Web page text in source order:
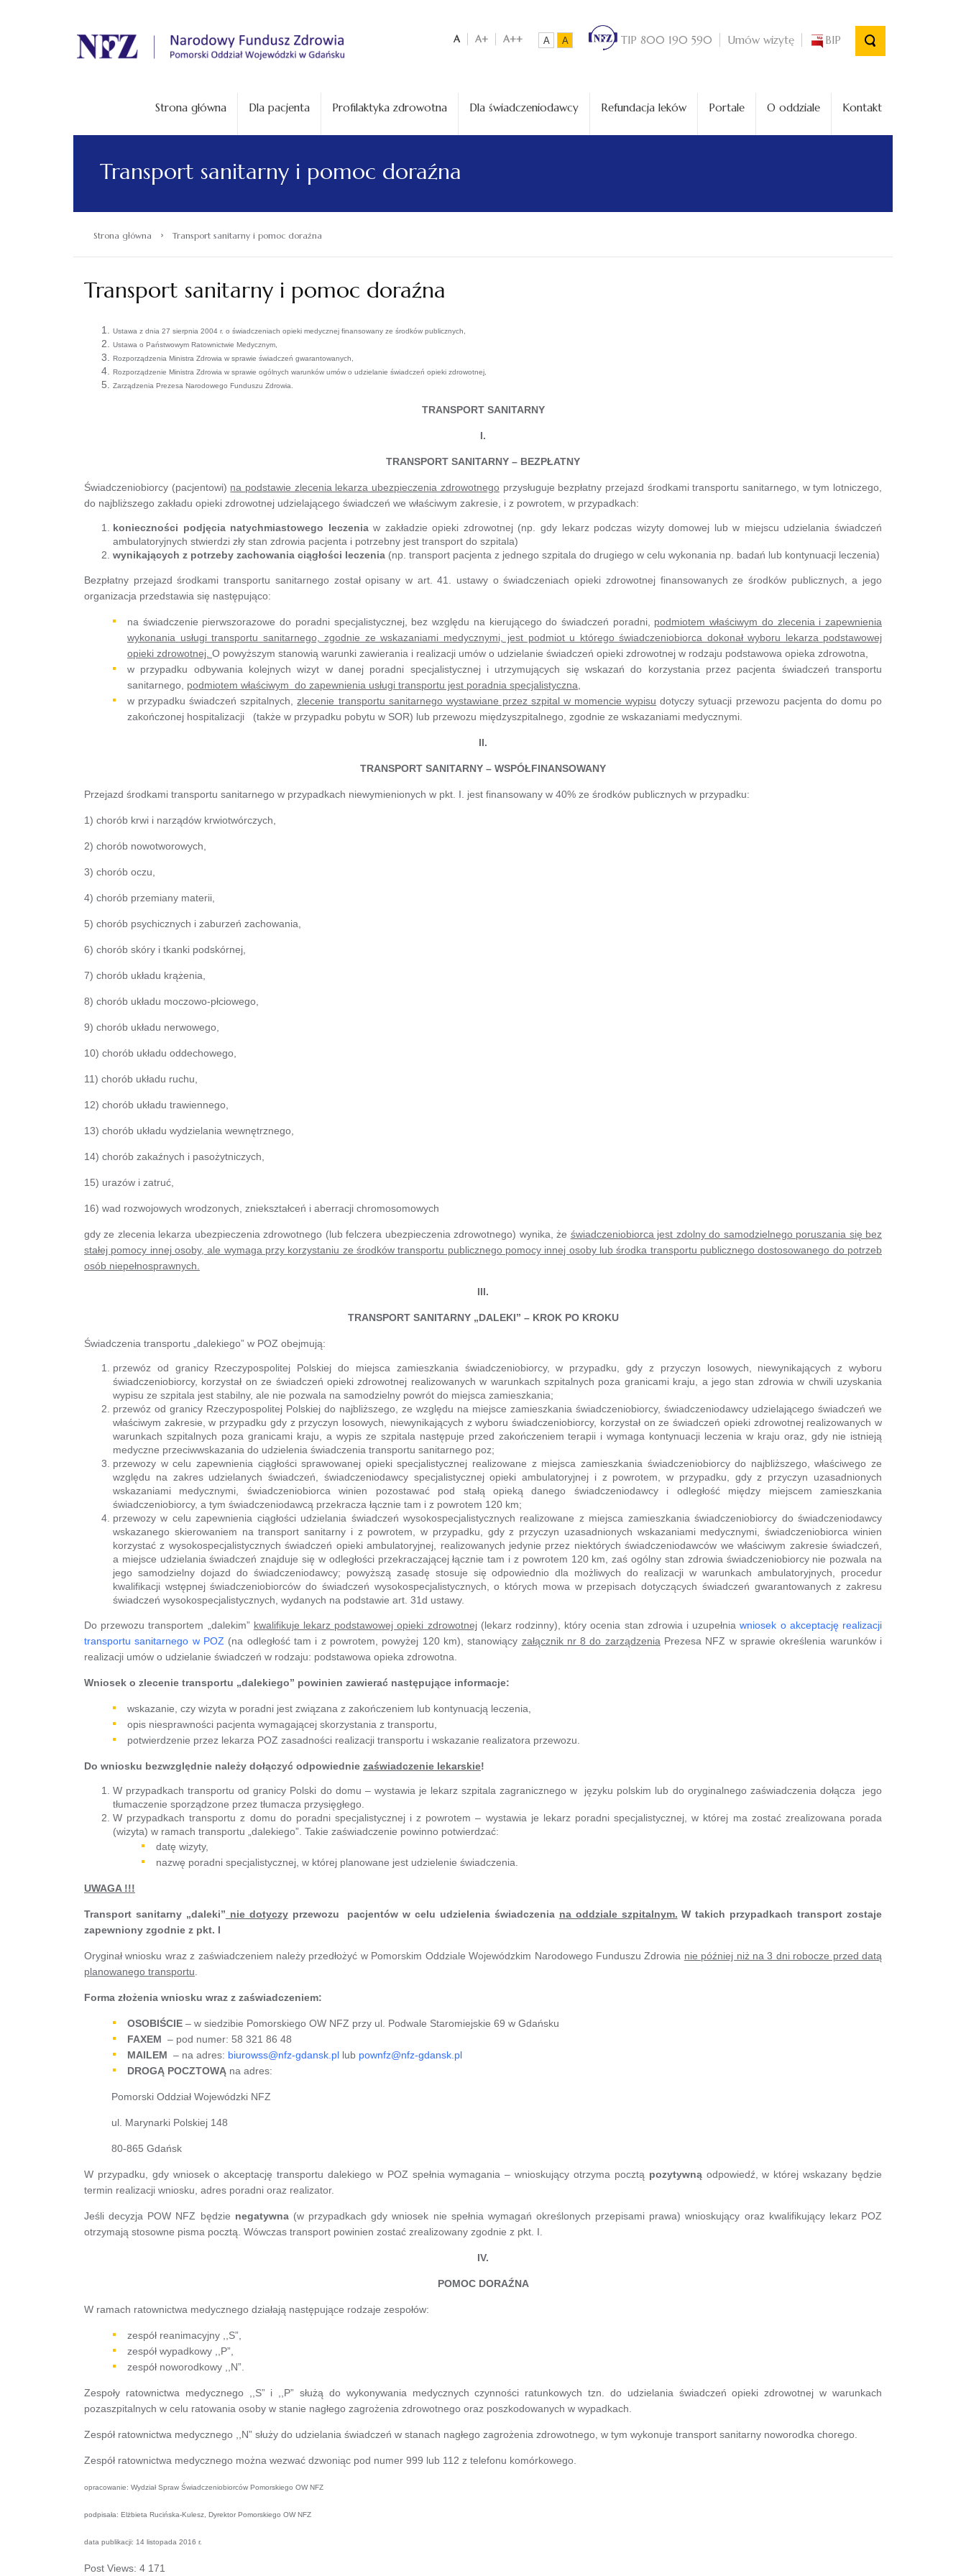
. A A+ A++ A A TIP 800 190 590 Umów wizytę BIP
Strona główna Dla pacjenta Profilaktyka zdrowotna Dla świadczeniodawcy Refundacja leków Portale O oddziale Kontakt
Transport sanitarny i pomoc doraźna
Strona główna › Transport sanitarny i pomoc doraźna
Transport sanitarny i pomoc doraźna
Ustawa z dnia 27 sierpnia 2004 r. o świadczeniach opieki medycznej finansowany ze środków publicznych,
Ustawa o Państwowym Ratownictwie Medycznym,
Rozporządzenia Ministra Zdrowia w sprawie świadczeń gwarantowanych,
Rozporządzenie Ministra Zdrowia w sprawie ogólnych warunków umów o udzielanie świadczeń opieki zdrowotnej,
Zarządzenia Prezesa Narodowego Funduszu Zdrowia.
TRANSPORT SANITARNY
I.
TRANSPORT SANITARNY – BEZPŁATNY
Świadczeniobiorcy (pacjentowi) na podstawie zlecenia lekarza ubezpieczenia zdrowotnegoprzysługuje bezpłatny przejazd środkami transportu sanitarnego, w tym lotniczego,
do najbliższego zakładu opieki zdrowotnej udzielającego świadczeń we właściwym zakresie, i z powrotem, w przypadkach:
konieczności podjęcia natychmiastowego leczeniaw zakładzie opieki zdrowotnej (np. gdy lekarz podczas wizyty domowej lub w miejscu udzielania świadczeń
ambulatoryjnych stwierdzi zły stan zdrowia pacjenta i potrzebny jest transport do szpitala)
wynikających z potrzeby zachowania ciągłości leczenia (np. transport pacjenta z jednego szpitala do drugiego w celu wykonania np. badań lub kontynuacji leczenia)
Bezpłatny przejazd środkami transportu sanitarnego został opisany w art. 41. ustawy o świadczeniach opieki zdrowotnej finansowanych ze środków publicznych, a jego
organizacja przedstawia się następująco:
na świadczenie pierwszorazowe do poradni specjalistycznej, bez względu na kierującego do świadczeń poradni, podmiotem właściwym do zlecenia i zapewnienia
wykonania usługi transportu sanitarnego, zgodnie ze wskazaniami medycznymi, jest podmiot u którego świadczeniobiorca dokonał wyboru lekarza podstawowej
opieki zdrowotnej. O powyższym stanowią warunki zawierania i realizacji umów o udzielanie świadczeń opieki zdrowotnej w rodzaju podstawowa opieka zdrowotna,
w przypadku odbywania kolejnych wizyt w danej poradni specjalistycznej i utrzymujących się wskazań do korzystania przez pacjenta świadczeń transportu
sanitarnego, podmiotem właściwym do zapewnienia usługi transportu jest poradnia specjalistyczna
w przypadku świadczeń szpitalnych,zlecenie transportu sanitarnego wystawiane przez szpital w momencie wypisu dotyczy sytuacji przewozu pacjenta do domu po
zakończonej hospitalizacji (także w przypadku pobytu w SOR) lub przewozu międzyszpitalnego, zgodnie ze wskazaniami medycznymi.
II.
TRANSPORT SANITARNY – WSPÓŁFINANSOWANY
Przejazd środkami transportu sanitarnego w przypadkach niewymienionych w pkt. I. jest finansowany w 40% ze środków publicznych w przypadku:
1) chorób krwi i narządów krwiotwórczych,
2) chorób nowotworowych,
3) chorób oczu,
4) chorób przemiany materii,
5) chorób psychicznych i zaburzeń zachowania,
6) chorób skóry i tkanki podskórnej,
7) chorób układu krążenia,
8) chorób układu moczowo-płciowego,
9) chorób układu nerwowego,
10) chorób układu oddechowego,
11) chorób układu ruchu,
12) chorób układu trawiennego,
13) chorób układu wydzielania wewnętrznego,
14) chorób zakaźnych i pasożytniczych,
15) urazów i zatruć,
16) wad rozwojowych wrodzonych, zniekształceń i aberracji chromosomowych
gdy ze zlecenia lekarza ubezpieczenia zdrowotnego (lub felczera ubezpieczenia zdrowotnego) wynika, że świadczeniobiorca jest zdolny do samodzielnego poruszania się bez
stałej pomocy innej osoby, ale wymaga przy korzystaniu ze środków transportu publicznego pomocy innej osoby lub środka transportu publicznego dostosowanego do potrzeb
osób niepełnosprawnych.
III.
TRANSPORT SANITARNY „DALEKI” – KROK PO KROKU
Świadczenia transportu „dalekiego” w POZ obejmują:
przewóz od granicy Rzeczypospolitej Polskiej do miejsca zamieszkania świadczeniobiorcy, w przypadku, gdy z przyczyn losowych, niewynikających z wyboru
świadczeniobiorcy, korzystał on ze świadczeń opieki zdrowotnej realizowanych w warunkach szpitalnych poza granicami kraju, a jego stan zdrowia w chwili uzyskania
wypisu ze szpitala jest stabilny, ale nie pozwala na samodzielny powrót do miejsca zamieszkania;
przewóz od granicy Rzeczypospolitej Polskiej do najbliższego, ze względu na miejsce zamieszkania świadczeniobiorcy, świadczeniodawcy udzielającego świadczeń we
właściwym zakresie, w przypadku gdy z przyczyn losowych, niewynikających z wyboru świadczeniobiorcy, korzystał on ze świadczeń opieki zdrowotnej realizowanych w
warunkach szpitalnych poza granicami kraju, a wypis ze szpitala następuje przed zakończeniem terapii i wymaga kontynuacji leczenia w kraju oraz, gdy nie istnieją
medyczne przeciwwskazania do udzielenia świadczenia transportu sanitarnego poz;
przewozy w celu zapewnienia ciągłości sprawowanej opieki specjalistycznej realizowane z miejsca zamieszkania świadczeniobiorcy do najbliższego, właściwego ze
względu na zakres udzielanych świadczeń, świadczeniodawcy specjalistycznej opieki ambulatoryjnej i z powrotem, w przypadku, gdy z przyczyn uzasadnionych
wskazaniami medycznymi, świadczeniobiorca winien pozostawać pod stałą opieką danego świadczeniodawcy i odległość między miejscem zamieszkania
świadczeniobiorcy, a tym świadczeniodawcą przekracza łącznie tam i z powrotem 120 km;
przewozy w celu zapewnienia ciągłości udzielania świadczeń wysokospecjalistycznych realizowane z miejsca zamieszkania świadczeniobiorcy do świadczeniodawcy
wskazanego skierowaniem na transport sanitarny i z powrotem, w przypadku, gdy z przyczyn uzasadnionych wskazaniami medycznymi, świadczeniobiorca winien
korzystać z wysokospecjalistycznych świadczeń opieki ambulatoryjnej, realizowanych jedynie przez niektórych świadczeniodawców we właściwym zakresie świadczeń,
a miejsce udzielania świadczeń znajduje się w odległości przekraczającej łącznie tam i z powrotem 120 km, zaś ogólny stan zdrowia świadczeniobiorcy nie pozwala na
jego samodzielny dojazd do świadczeniodawcy; powyższą zasadę stosuje się odpowiednio dla możliwych do realizacji w warunkach ambulatoryjnych, procedur
kwalifikacji wstępnej świadczeniobiorców do świadczeń wysokospecjalistycznych, o których mowa w przepisach dotyczących świadczeń gwarantowanych z zakresu
świadczeń wysokospecjalistycznych, wydanych na podstawie art. 31d ustawy.
Do przewozu transportem „dalekim” kwalifikuje lekarz podstawowej opieki zdrowotnej(lekarz rodzinny), który ocenia stan zdrowia i uzupełniawniosek o akceptację realizacji
transportu sanitarnego w POZ (na odległość tam i z powrotem, powyżej 120 km), stanowiący załącznik nr 8 do zarządzenia Prezesa NFZ w sprawie określenia warunków i
realizacji umów o udzielanie świadczeń w rodzaju: podstawowa opieka zdrowotna.
Wniosek o zlecenie transportu „dalekiego” powinien zawierać następujące informacje:
wskazanie, czy wizyta w poradni jest związana z zakończeniem lub kontynuacją leczenia,
opis niesprawności pacjenta wymagającej skorzystania z transportu,
potwierdzenie przez lekarza POZ zasadności realizacji transportu i wskazanie realizatora przewozu.
Do wniosku bezwzględnie należy dołączyć odpowiednie zaświadczenie lekarskie!
W przypadkach transportu od granicy Polski do domu – wystawia je lekarz szpitala zagranicznego w języku polskim lub do oryginalnego zaświadczenia dołącza jego
tłumaczenie sporządzone przez tłumacza przysięgłego.
W przypadkach transportu z domu do poradni specjalistycznej i z powrotem – wystawia je lekarz poradni specjalistycznej, w której ma zostać zrealizowana porada
(wizyta) w ramach transportu „dalekiego”. Takie zaświadczenie powinno potwierdzać:
datę wizyty,
nazwę poradni specjalistycznej, w której planowane jest udzielenie świadczenia.
UWAGA !!!
Transport sanitarny „daleki” nie dotyczy przewozu pacjentów w celu udzielenia świadczenia na oddziale szpitalnym. W takich przypadkach transport zostaje
zapewniony zgodnie z pkt. I
Oryginał wniosku wraz z zaświadczeniem należy przedłożyć w Pomorskim Oddziale Wojewódzkim Narodowego Funduszu Zdrowia nie później niż na 3 dni robocze przed datą
planowanego transportu
Forma złożenia wniosku wraz z zaświadczeniem:
OSOBIŚCIE – w siedzibie Pomorskiego OW NFZ przy ul. Podwale Staromiejskie 69 w Gdańsku
FAXEM – pod numer: 58 321 86 48
MAILEM – na adres: biurowss@nfz-gdansk.pl lub pownfz@nfz-gdansk.pl
DROGĄ POCZTOWĄ na adres:
Pomorski Oddział Wojewódzki NFZ
ul. Marynarki Polskiej 148
80-865 Gdańsk
W przypadku, gdy wniosek o akceptację transportu dalekiego w POZ spełnia wymagania – wnioskujący otrzyma pocztą pozytywnąodpowiedź, w której wskazany będzie
termin realizacji wniosku, adres poradni oraz realizator.
Jeśli decyzja POW NFZ będzie negatywna (w przypadkach gdy wniosek nie spełnia wymagań określonych przepisami prawa) wnioskujący oraz kwalifikujący lekarz POZ
otrzymają stosowne pisma pocztą. Wówczas transport powinien zostać zrealizowany zgodnie z pkt. I.
IV.
POMOC DORAŹNA
W ramach ratownictwa medycznego działają następujące rodzaje zespołów:
zespół reanimacyjny ,,S”,
zespół wypadkowy ,,P”,
zespół noworodkowy ,,N”.
Zespoły ratownictwa medycznego ,,S” i ,,P” służą do wykonywania medycznych czynności ratunkowych tzn. do udzielania świadczeń opieki zdrowotnej w warunkach
pozaszpitalnych w celu ratowania osoby w stanie nagłego zagrożenia zdrowotnego oraz poszkodowanych w wypadkach.
Zespół ratownictwa medycznego ,,N” służy do udzielania świadczeń w stanach nagłego zagrożenia zdrowotnego, w tym wykonuje transport sanitarny noworodka chorego.
Zespół ratownictwa medycznego można wezwać dzwoniąc pod numer 999 lub 112 z telefonu komórkowego.
opracowanie: Wydział Spraw Świadczeniobiorców Pomorskiego OW NFZ
podpisała: Elżbieta Rucińska-Kulesz, Dyrektor Pomorskiego OW NFZ
data publikacji: 14 listopada 2016 r.
Post Views: 4 171